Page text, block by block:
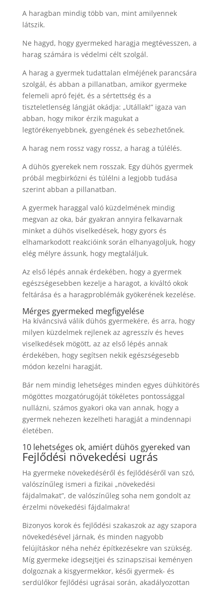
A haragban mindig több van, mint amilyennek
látszik.
Ne hagyd, hogy gyermeked haragja megtévesszen, a
harag számára is védelmi célt szolgál.
A harag a gyermek tudattalan elméjének parancsára
szolgál, és abban a pillanatban, amikor gyermeke
felemeli apró fejét, és a sértettség és a
tiszteletlenség lángját okádja: „Utállak!” igaza van
abban, hogy mikor érzik magukat a
legtörékenyebbnek, gyengének és sebezhetőnek.
A harag nem rossz vagy rossz, a harag a túlélés.
A dühös gyerekek nem rosszak. Egy dühös gyermek
próbál megbirkózni és túlélni a legjobb tudása
szerint abban a pillanatban.
A gyermek haraggal való küzdelmének mindig
megvan az oka, bár gyakran annyira felkavarnak
minket a dühös viselkedések, hogy gyors és
elhamarkodott reakcióink során elhanyagoljuk, hogy
elég mélyre ássunk, hogy megtaláljuk.
Az első lépés annak érdekében, hogy a gyermek
egészségesebben kezelje a haragot, a kiváltó okok
feltárása és a haragproblémák gyökerének kezelése.
Mérges gyermeked megfigyelése
Ha kíváncsivá válik dühös gyermekére, és arra, hogy
milyen küzdelmek rejlenek az agresszív és heves
viselkedések mögött, az az első lépés annak
érdekében, hogy segítsen nekik egészségesebb
módon kezelni haragját.
Bár nem mindig lehetséges minden egyes dühkitörés
mögöttes mozgatórugóját tökéletes pontossággal
nullázni, számos gyakori oka van annak, hogy a
gyermek nehezen kezelheti haragját a mindennapi
életében.
10 lehetséges ok, amiért dühös gyereked van
Fejlődési növekedési ugrás
Ha gyermeke növekedéséről és fejlődéséről van szó,
valószínűleg ismeri a fizikai „növekedési
fájdalmakat”, de valószínűleg soha nem gondolt az
érzelmi növekedési fájdalmakra!
Bizonyos korok és fejlődési szakaszok az agy szapora
növekedésével járnak, és minden nagyobb
felújításkor néha nehéz építkezésekre van szükség.
Míg gyermeke idegsejtjei és szinapszisai keményen
dolgoznak a kisgyermekkor, késői gyermek- és
serdülőkor fejlődési ugrásai során, akadályozottan